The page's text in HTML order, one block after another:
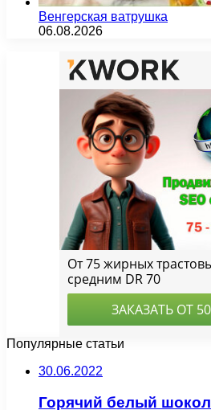
Венгерская ватрушка
06.08.2026
Популярные статьи
30.06.2022
Горячий белый